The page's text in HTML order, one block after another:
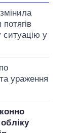
ситуацію у
ураження